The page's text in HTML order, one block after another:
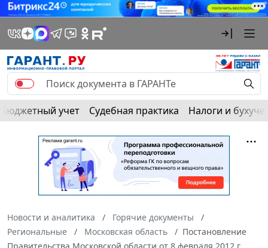
Бюджетный учет Судебная практика Налоги и
Новости и аналитика
Горячие документы
Региональные
Московская область
Постановление